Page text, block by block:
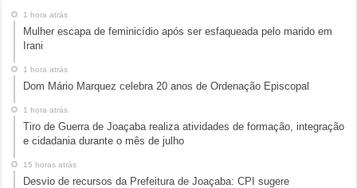
1 hora atrás
Mulher escapa de feminicídio após ser esfaqueada pelo marido em
Irani
1 hora atrás
Dom Mário Marquez celebra 20 anos de Ordenação Episcopal
1 hora atrás
Tiro de Guerra de Joaçaba realiza atividades de formação, integração
e cidadania durante o mês de julho
15 horas atrás
Desvio de recursos da Prefeitura de Joaçaba: CPI sugere